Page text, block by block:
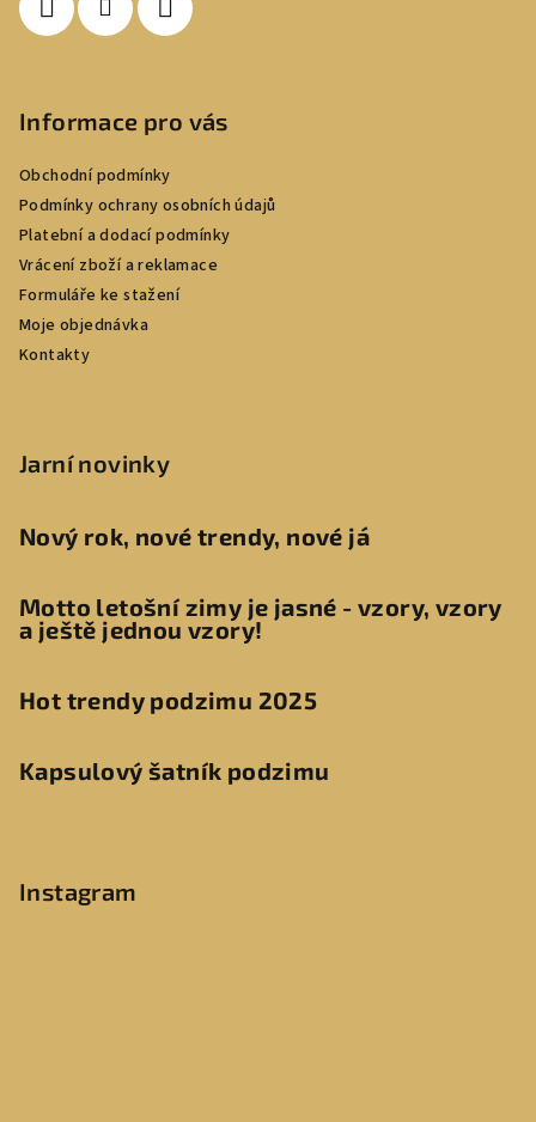
Informace pro vás
Obchodní podmínky
Podmínky ochrany osobních údajů
Platební a dodací podmínky
Vrácení zboží a reklamace
Formuláře ke stažení
Moje objednávka
Kontakty
Jarní novinky
Nový rok, nové trendy, nové já
Motto letošní zimy je jasné - vzory, vzory
a ještě jednou vzory!
Hot trendy podzimu 2025
Kapsulový šatník podzimu
Instagram